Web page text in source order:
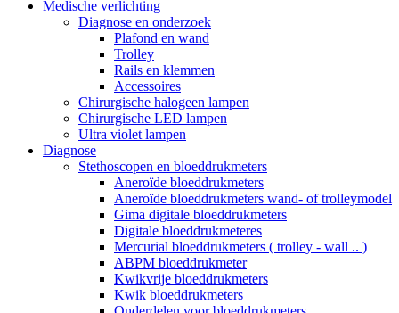
Medische verlichting
Diagnose en onderzoek
Plafond en wand
Trolley
Rails en klemmen
Accessoires
Chirurgische halogeen lampen
Chirurgische LED lampen
Ultra violet lampen
Diagnose
Stethoscopen en bloeddrukmeters
Aneroïde bloeddrukmeters
Aneroïde bloeddrukmeters wand- of trolleymodel
Gima digitale bloeddrukmeters
Digitale bloeddrukmeteres
Mercurial bloeddrukmeters ( trolley - wall .. )
ABPM bloeddrukmeter
Kwikvrije bloeddrukmeters
Kwik bloeddrukmeters